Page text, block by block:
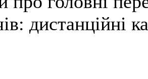
дистанційні